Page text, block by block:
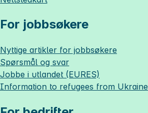
For jobbsøkere
Nyttige artikler for jobbsøkere
Spørsmål og svar
Jobbe i utlandet (EURES)
Information to refugees from Ukraine